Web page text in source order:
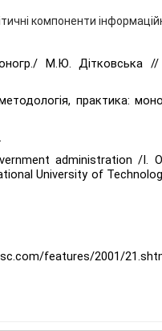
компоненти
./ М.Ю. Дітковська //
практика:
administration /I.
University of
features/2001/